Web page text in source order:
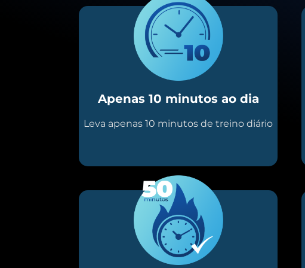
Apenas 10 minutos ao dia
Leva apenas 10 minutos de treino diário